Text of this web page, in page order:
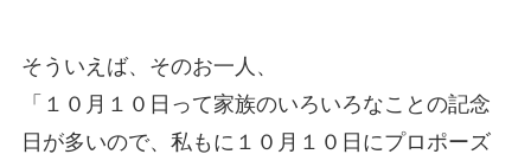
そういえば、そのお一人、
「１０月１０日って家族のいろいろなことの記念
日が多いので、私もに１０月１０日にプロポーズ